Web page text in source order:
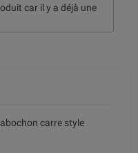
car il y a déjà une
carre style